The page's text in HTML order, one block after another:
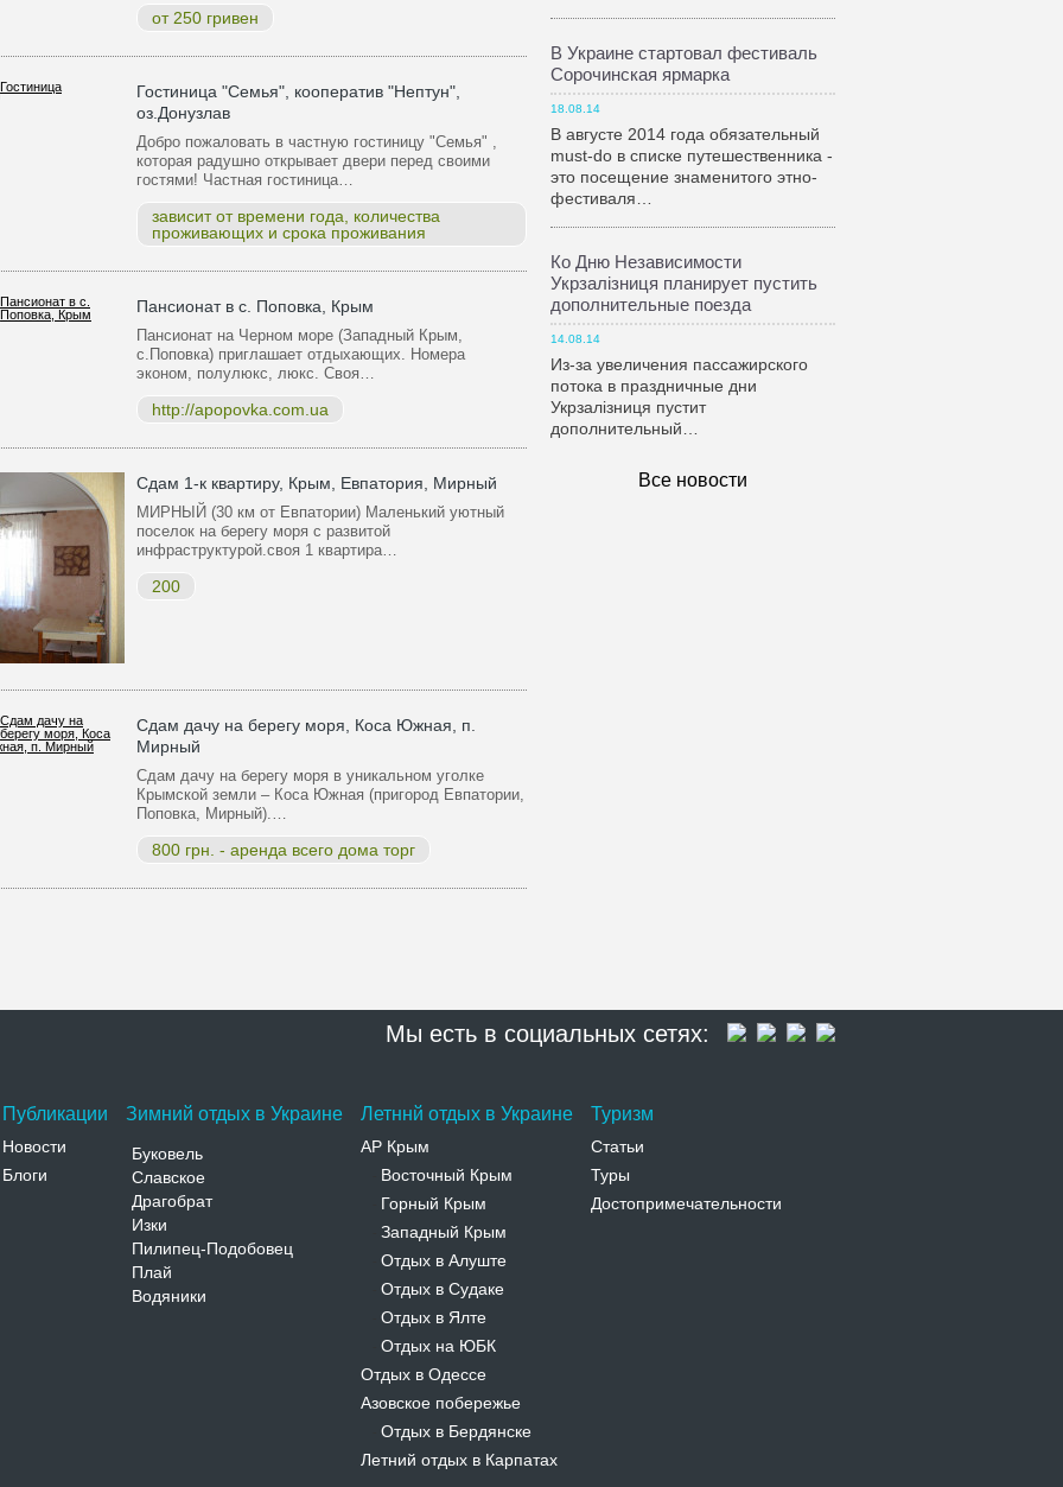
от 250 гривен
Гостиница "Семья", кооператив "Нептун",
оз.Донузлав
Добро пожаловать в частную гостиницу "Семья" ,
которая радушно открывает двери перед своими
гостями! Частная гостиница…
зависит от времени года, количества
проживающих и срока проживания
Пансионат в с. Поповка, Крым
Пансионат на Черном море (Западный Крым,
с.Поповка) приглашает отдыхающих. Номера
эконом, полулюкс, люкс. Своя…
http://apopovka.com.ua
Сдам 1-к квартиру, Крым, Евпатория, Мирный
МИРНЫЙ (30 км от Евпатории) Маленький уютный
поселок на берегу моря с развитой
инфраструктурой.своя 1 квартира…
200
Сдам дачу на берегу моря, Коса Южная, п.
Мирный
Сдам дачу на берегу моря в уникальном уголке
Крымской земли – Коса Южная (пригород Евпатории,
Поповка, Мирный).…
800 грн. - аренда всего дома торг
В Украине стартовал фестиваль
Сорочинская ярмарка
18.08.14
В августе 2014 года обязательный
must-do в списке путешественника -
это посещение знаменитого этно-
фестиваля…
Ко Дню Независимости
Укрзалiзниця планирует пустить
дополнительные поезда
14.08.14
Из-за увеличения пассажирского
потока в праздничные дни
Укрзалiзниця пустит
дополнительный…
Все новости
Мы есть в социальных сетях:
Публикации
Новости
Блоги
Зимний отдых в Украине
Буковель
Славское
Драгобрат
Изки
Пилипец-Подобовец
Плай
Водяники
Летннй отдых в Украине
АР Крым
Восточный Крым
Горный Крым
Западный Крым
Отдых в Алуште
Отдых в Судаке
Отдых в Ялте
Отдых на ЮБК
Отдых в Одессе
Азовское побережье
Отдых в Бердянске
Летний отдых в Карпатах
Туризм
Статьи
Туры
Достопримечательности